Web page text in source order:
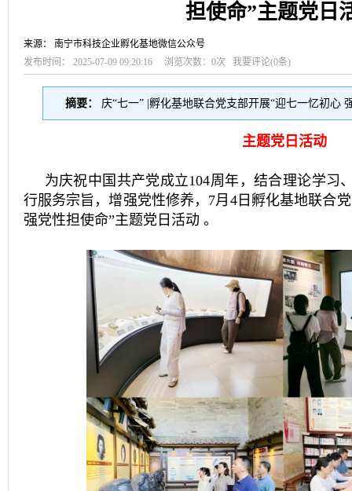
担使命”主题党日
来源： 南宁市科技企业孵化基地微信公众号
发布时间： 2025-07-09 09:20:16 浏览次数： 0次 我要评论(0条)
摘要： 庆“七一” |孵化基地联合党支部开展“迎七一忆初心
主题党日活动
为庆祝中国共产党成立104周年，结合理论学习
行服务宗旨，增强党性修养，7月4日孵化基地联合
强党性担使命”主题党日活动 。